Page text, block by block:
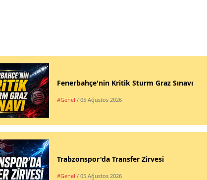
Fenerbahçe'nin Kritik Sturm Graz Sınavı
#Genel / 05 Ağustos 2026
Trabzonspor'da Transfer Zirvesi
#Genel / 05 Ağustos 2026